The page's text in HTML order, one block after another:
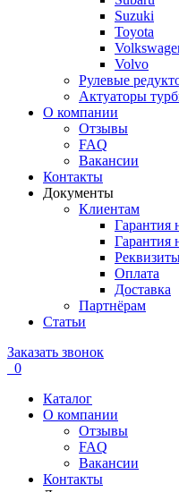
Suzuki
Toyota
Volvo
Рулевые
Актуаторы
О компании
Отзывы
FAQ
Вакансии
Контакты
Документы
Клиентам
Гарантия
Гарантия
Оплата
Доставка
Партнёрам
Статьи
Заказать звонок
0
Каталог
О компании
Отзывы
FAQ
Вакансии
Контакты